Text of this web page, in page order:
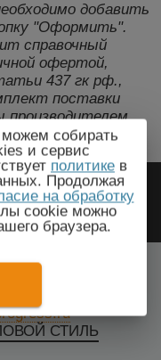
добавить
"Оформить".
справочный
офертой,
437 гк рф.,
поставки
-
СТИЛЬ
собирать
и сервис
политике в
Продолжая
на обработку
cookie можно
браузера.